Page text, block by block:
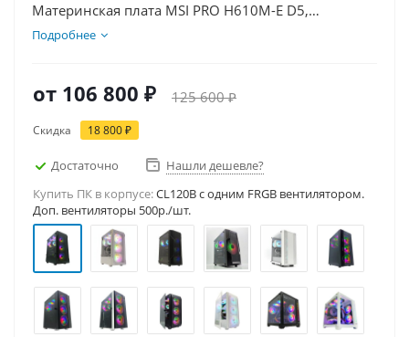
Материнская плата MSI PRO H610M-E D5,
Видеокарта RTX 5060 8Гб, Память DDR5 16Gb,
Подробнее
от 106 800 ₽ 125 600 ₽
Скидка 18 800 ₽
Достаточно
Нашли дешевле?
Купить ПК в корпусе:CL120B c одним FRGB вентилятором.
Доп. вентиляторы 500р./шт.